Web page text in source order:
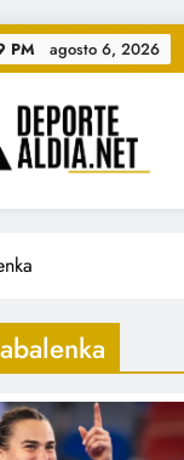
PM agosto 6, 2026